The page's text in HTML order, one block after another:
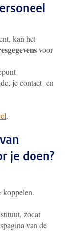
kan het
voor
je contact- en
.
je doen?
koppelen.
zodat
van de